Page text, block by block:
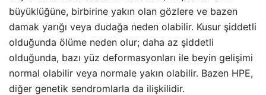
büyüklüğüne, birbirine yakın olan gözlere ve bazen
damak yarığı veya dudağa neden olabilir. Kusur şiddetli
olduğunda ölüme neden olur; daha az şiddetli
olduğunda, bazı yüz deformasyonları ile beyin gelişimi
normal olabilir veya normale yakın olabilir. Bazen HPE,
diğer genetik sendromlarla da ilişkilidir.